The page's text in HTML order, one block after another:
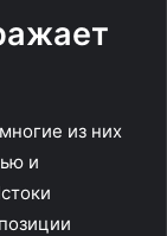
из них
и